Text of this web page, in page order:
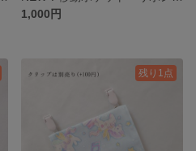
1,000円
残り1点